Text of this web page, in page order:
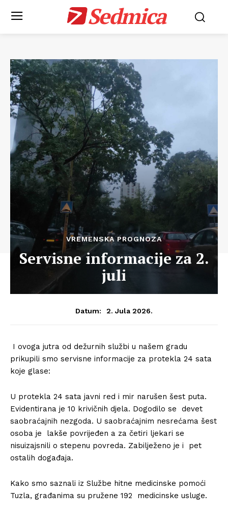
Sedmica
VREMENSKA PROGNOZA
Servisne informacije za 2.
juli
Datum: 2. Jula 2026.
I ovoga jutra od dežurnih službi u našem gradu
prikupili smo servisne informacije za protekla 24 sata
koje glase:
U protekla 24 sata javni red i mir narušen šest puta.
Evidentirana je 10 krivičnih djela. Dogodilo se devet
saobraćajnih nezgoda. U saobraćajnim nesrećama šest
osoba je lakše povrijeđen a za četiri ljekari se
nisuizajsnili o stepenu povreda. Zabilježeno je i pet
ostalih događaja.
Kako smo saznali iz Službe hitne medicinske pomoći
Tuzla, građanima su pružene 192 medicinske usluge.